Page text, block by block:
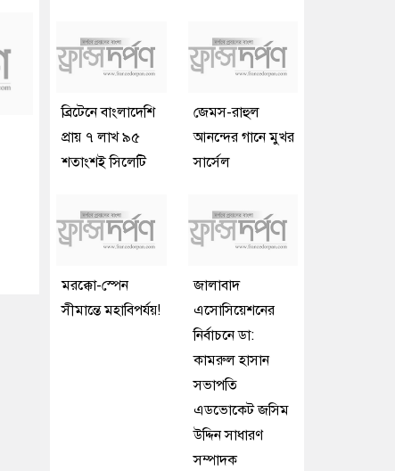
ব্রিটেনে বাংলাদেশি
প্রায় ৭ লাখ ৯৫
শতাংশই সিলেটি
জেমস-রাহুল
আনন্দের গানে মুখর
সার্সেল
মরক্কো-স্পেন
সীমান্তে মহাবিপর্যয়!
জালাবাদ
এসোসিয়েশনের
নির্বাচনে ডা:
কামরুল হাসান
সভাপতি
এডভোকেট জসিম
উদ্দিন সাধারণ
সম্পাদক